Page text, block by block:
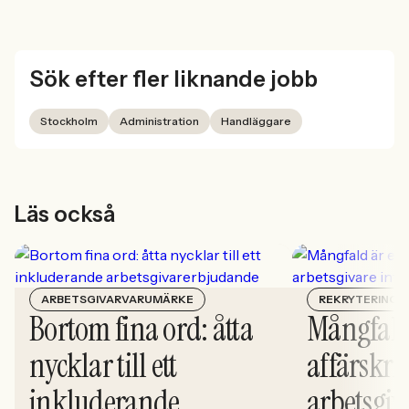
Sök efter fler liknande jobb
Stockholm Administration Handläggare
Läs också
ARBETSGIVARVARUMÄRKE
Bortom fina ord: åtta
nycklar till ett
REKRYTERING